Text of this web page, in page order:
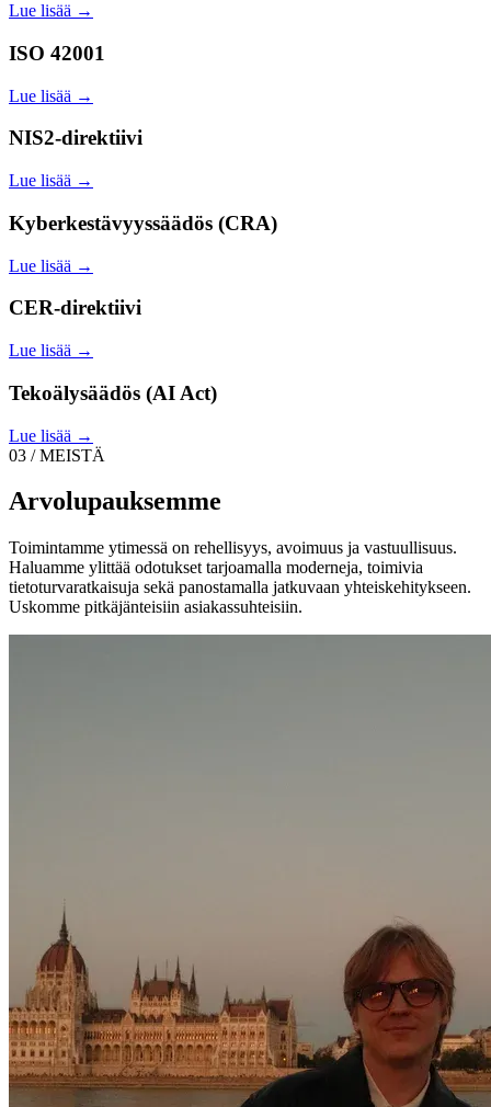
Lue lisää →
ISO 42001
Lue lisää →
NIS2-direktiivi
Lue lisää →
Kyberkestävyyssäädös (CRA)
Lue lisää →
CER-direktiivi
Lue lisää →
Tekoälysäädös (AI Act)
Lue lisää →
03 / MEISTÄ
Arvolupauksemme
Toimintamme ytimessä on rehellisyys, avoimuus ja vastuullisuus.
Haluamme ylittää odotukset tarjoamalla moderneja, toimivia
tietoturvaratkaisuja sekä panostamalla jatkuvaan yhteiskehitykseen.
Uskomme pitkäjänteisiin asiakassuhteisiin.